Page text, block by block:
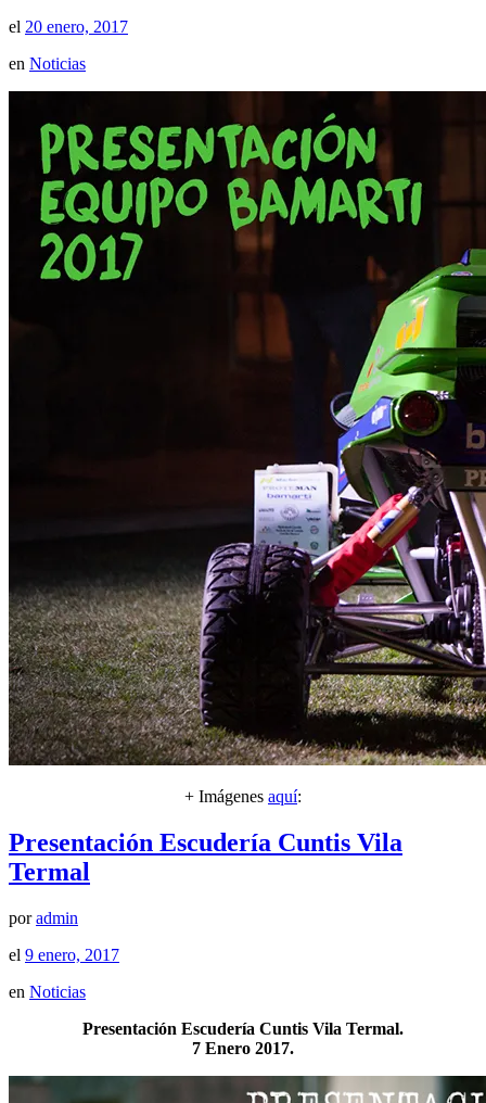
el 20 enero, 2017
en Noticias
+ Imágenes aquí:
Presentación Escudería Cuntis Vila
Termal
poradmin
el 9 enero, 2017
en Noticias
Presentación Escudería Cuntis Vila Termal.
7 Enero 2017.